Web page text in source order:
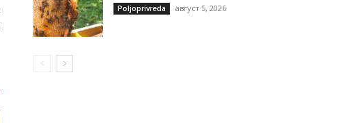
Poljoprivreda август 5, 2026